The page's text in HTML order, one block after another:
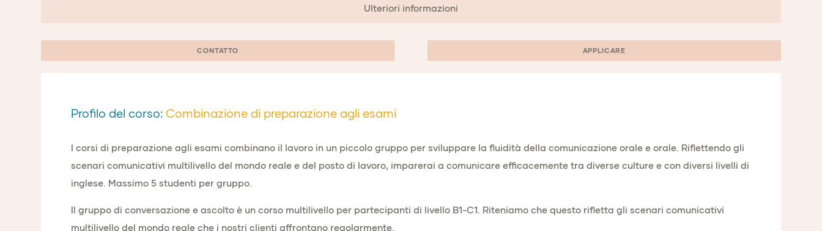
Ulteriori informazioni
CONTATTO APPLICARE
Profilo del corso: Combinazione di preparazione agli esami
I corsi di preparazione agli esami combinano il lavoro in un piccolo gruppo per sviluppare la fluidità della comunicazione orale e orale. Riflettendo gli
scenari comunicativi multilivello del mondo reale e del posto di lavoro, imparerai a comunicare efficacemente tra diverse culture e con diversi livelli di
inglese. Massimo 5 studenti per gruppo.
Il gruppo di conversazione e ascolto è un corso multilivello per partecipanti di livello B1-C1. Riteniamo che questo rifletta gli scenari comunicativi
multilivello del mondo reale che i nostri clienti affrontano regolarmente.